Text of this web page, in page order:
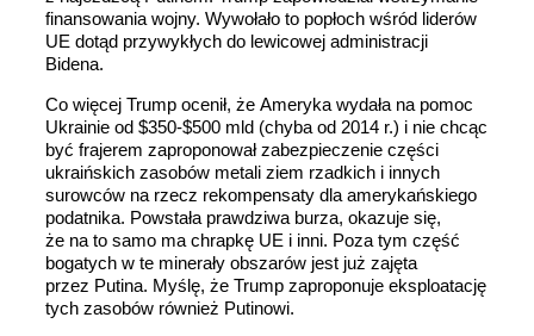
finansowania wojny. Wywołało to popłoch wśród liderów
UE dotąd przywykłych do lewicowej administracji
Bidena.
Co więcej Trump ocenił, że Ameryka wydała na pomoc
Ukrainie od $350-$500 mld (chyba od 2014 r.) i nie chcąc
być frajerem zaproponował zabezpieczenie części
ukraińskich zasobów metali ziem rzadkich i innych
surowców na rzecz rekompensaty dla amerykańskiego
podatnika. Powstała prawdziwa burza, okazuje się,
że na to samo ma chrapkę UE i inni. Poza tym część
bogatych w te minerały obszarów jest już zajęta
przez Putina. Myślę, że Trump zaproponuje eksploatację
tych zasobów również Putinowi.